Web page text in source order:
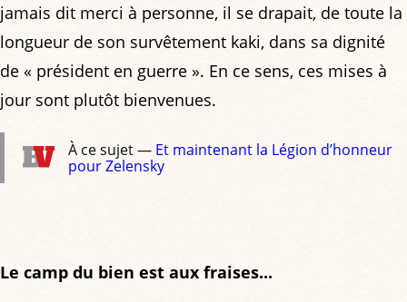
jamais dit merci à personne, il se drapait, de toute la
longueur de son survêtement kaki, dans sa dignité
de « président en guerre ». En ce sens, ces mises à
jour sont plutôt bienvenues.
À ce sujet — Et maintenant la Légion d’honneur
pour Zelensky
Le camp du bien est aux fraises...